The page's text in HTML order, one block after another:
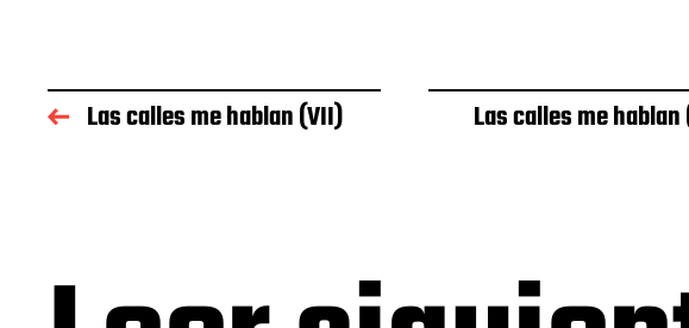
Las calles me hablan (VII) Las calles me hablan